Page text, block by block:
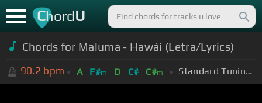
ChordU
Chords for Maluma - Hawái (Letra/Lyrics)
90.2 bpm A F#m D C# C#m Standard Tuning (EADGBE)